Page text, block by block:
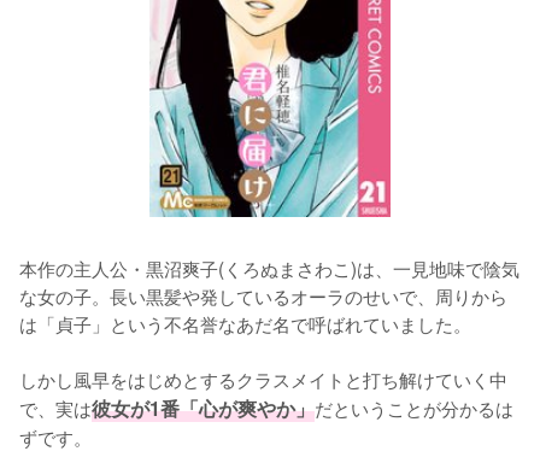
本作の主人公・黒沼爽子(くろぬまさわこ)は、一見地味で陰気
な女の子。長い黒髪や発しているオーラのせいで、周りから
は「貞子」という不名誉なあだ名で呼ばれていました。
しかし風早をはじめとするクラスメイトと打ち解けていく中
で、実は彼女が1番「心が爽やか」だということが分かるは
ずです。